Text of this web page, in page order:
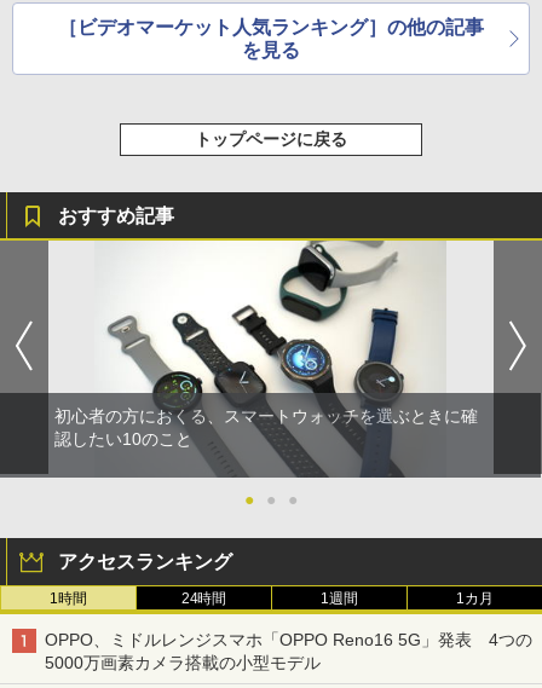
［ビデオマーケット人気ランキング］の他の記事
を見る
トップページに戻る
おすすめ記事
初心者の方におくる、スマートウォッチを選ぶときに確
認したい10のこと
● ● ●
アクセスランキング
1時間 24時間 1週間 1カ月
OPPO、ミドルレンジスマホ「OPPO Reno16 5G」発表 4つの
5000万画素カメラ搭載の小型モデル